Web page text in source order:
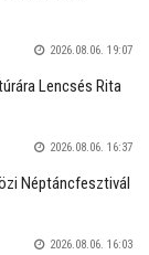
2026.08.06. 19:07
Lencsés Rita
2026.08.06. 16:37
Néptáncfesztivál
2026.08.06. 16:03